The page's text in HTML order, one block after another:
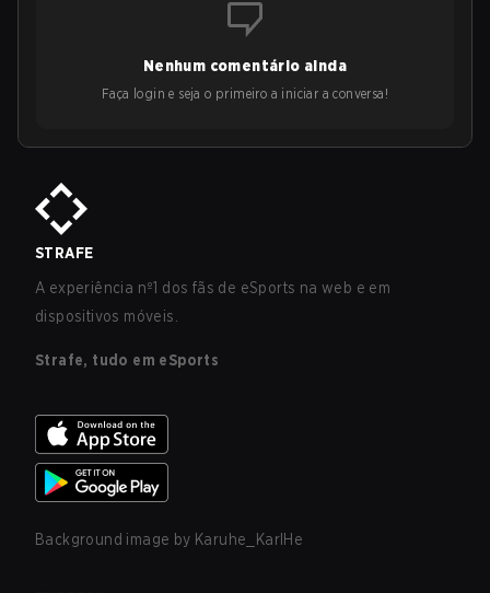
Nenhum comentário ainda
Faça login e seja o primeiro a iniciar a conversa!
STRAFE
A experiência nº1 dos fãs de eSports na web e em
dispositivos móveis.
Strafe, tudo em eSports
Background image by Karuhe_KarlHe